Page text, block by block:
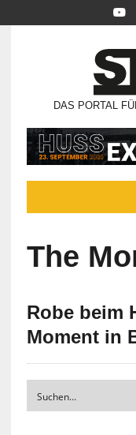
DAS PORTAL
The
Robe beim
Moment in